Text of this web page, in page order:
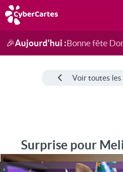
Anniversaire
Fête du jour
Amour
Amitié
Merci
Toutes les cartes
🎉Aujourd'hui :Bonne fête
Voir toutes
Surprise pour